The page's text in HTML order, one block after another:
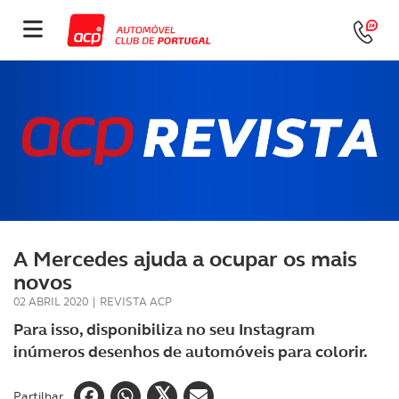
A Mercedes ajuda a ocupar os mais
novos
02 ABRIL 2020 | REVISTA ACP
Para isso, disponibiliza no seu Instagram
inúmeros desenhos de automóveis para colorir.